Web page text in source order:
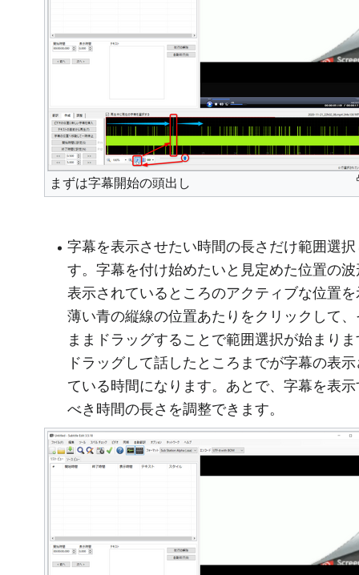
まずは字幕開始の頭出し
字幕を表示させたい時間の長さだけ範囲選
す。字幕を付け始めたいと見定めた位置の
表示されているところのアクティブな位置
薄い青の縦線の位置あたりをクリックして
ままドラッグすることで範囲選択が始まり
ドラッグして話したところまでが字幕の表
ている時間になります。あとで、字幕を表
べき時間の長さを調整できます。